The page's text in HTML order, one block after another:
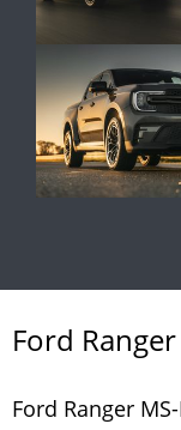
Ford
Ford Ranger